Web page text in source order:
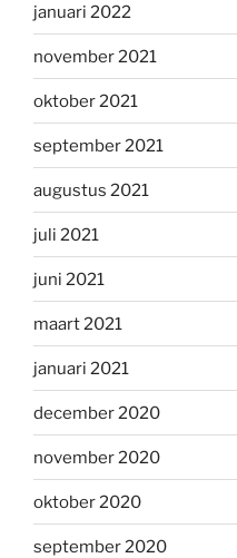
januari 2022
november 2021
oktober 2021
september 2021
augustus 2021
juli 2021
juni 2021
maart 2021
januari 2021
december 2020
november 2020
oktober 2020
september 2020